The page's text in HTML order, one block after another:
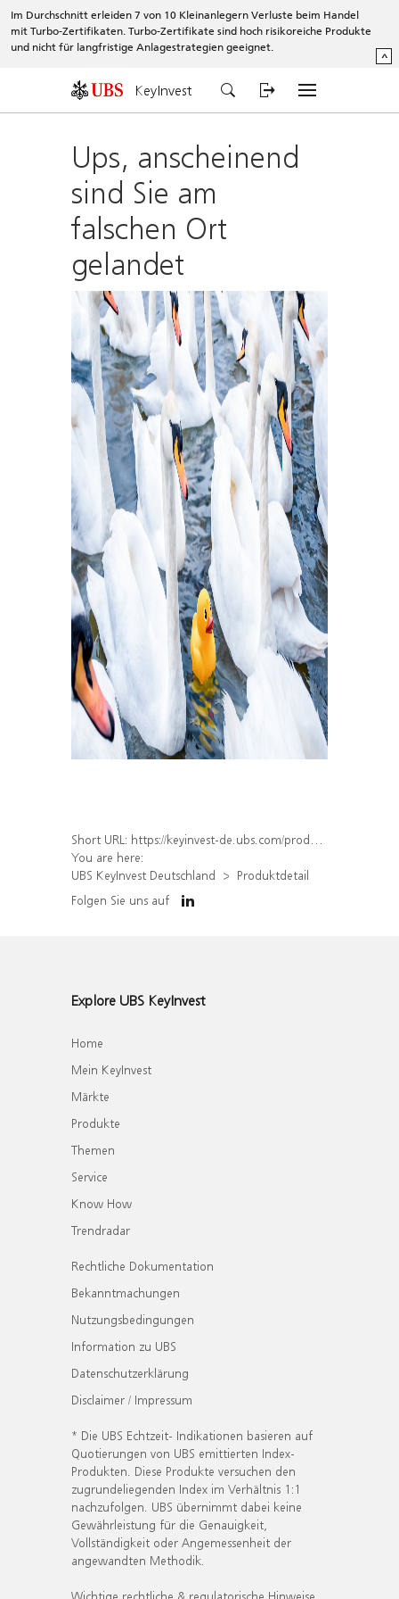
Im Durchschnitt erleiden 7 von 10 Kleinanlegern Verluste beim Handel
mit Turbo-Zertifikaten. Turbo-Zertifikate sind hoch risikoreiche Produkte
und nicht für langfristige Anlagestrategien geeignet.
^
KeyInvest
Ups, anscheinend
sind Sie am
falschen Ort
gelandet
Short URL: https://keyinvest-de.ubs.com/produkt/detail/index/isin/DE000WA8WTX0
You are here:
UBS KeyInvest Deutschland
Produktdetail
Folgen Sie uns auf
Explore UBS KeyInvest
Home
Mein KeyInvest
Märkte
Produkte
Themen
Service
Know How
Trendradar
Rechtliche Dokumentation
Bekanntmachungen
Nutzungsbedingungen
Information zu UBS
Datenschutzerklärung
Disclaimer / Impressum
* Die UBS Echtzeit- Indikationen basieren auf
Quotierungen von UBS emittierten Index-
Produkten. Diese Produkte versuchen den
zugrundeliegenden Index im Verhältnis 1:1
nachzufolgen. UBS übernimmt dabei keine
Gewährleistung für die Genauigkeit,
Vollständigkeit oder Angemessenheit der
angewandten Methodik.